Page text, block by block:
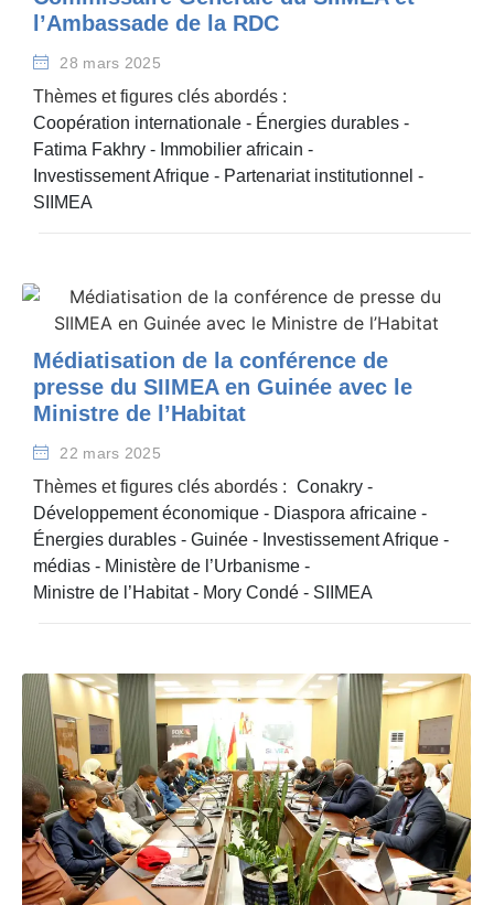
l’Ambassade de la RDC
28 mars 2025
Thèmes et figures clés abordés :
Coopération internationale - Énergies durables -
Fatima Fakhry - Immobilier africain -
Investissement Afrique - Partenariat institutionnel -
SIIMEA
Médiatisation de la conférence de
presse du SIIMEA en Guinée avec le
Ministre de l’Habitat
22 mars 2025
Thèmes et figures clés abordés : Conakry -
Développement économique - Diaspora africaine -
Énergies durables - Guinée - Investissement Afrique -
médias - Ministère de l’Urbanisme -
Ministre de l’Habitat- Mory Condé - SIIMEA